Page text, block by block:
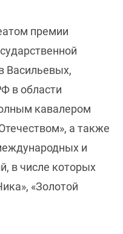
премии
Васильевых,
в области
кавалером
а также
и
в числе которых
«Золотой